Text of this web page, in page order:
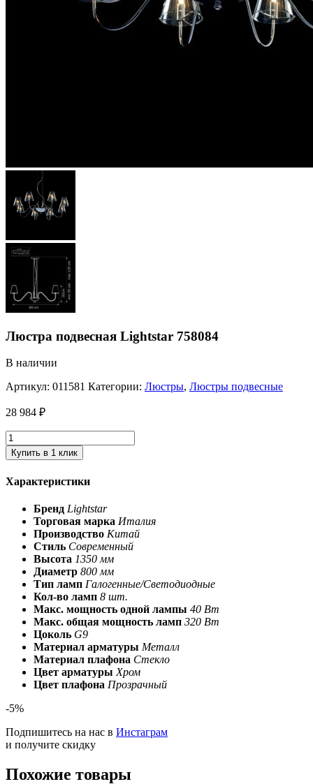
Люстра подвесная Lightstar 758084
В наличии
Артикул: 011581 Категории: Люстры, Люстры подвесные
28 984 ₽
Купить в 1 клик
Характеристики
Бренд Lightstar
Торговая марка Италия
Производство Китай
Стиль Современный
Высота 1350 мм
Диаметр 800 мм
Тип ламп Галогенные/Светодиодные
Кол-во ламп 8 шт.
Макс. мощность одной лампы 40 Вт
Макс. общая мощность ламп 320 Вт
Цоколь G9
Материал арматуры Металл
Материал плафона Стекло
Цвет арматуры Хром
Цвет плафона Прозрачный
-5%
Подпишитесь на нас в Инстаграм
и получите скидку
Похожие товары